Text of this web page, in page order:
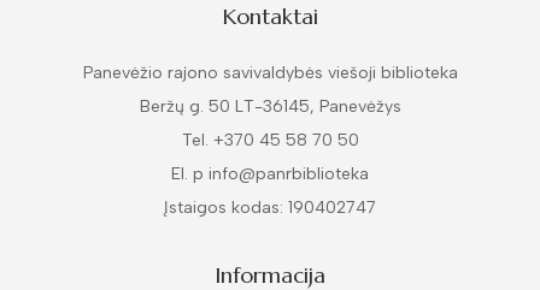
Kontaktai
Panevėžio rajono savivaldybės viešoji biblioteka
Beržų g. 50 LT-36145, Panevėžys
Tel. +370 45 58 70 50
El. p info@panrbiblioteka
Įstaigos kodas: 190402747
Informacija